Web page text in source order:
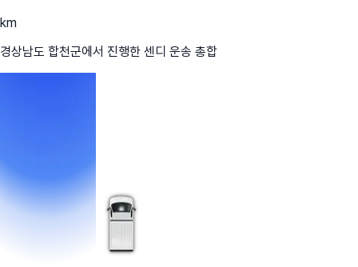
km
경상남도 합천군에서 진행한 센디 운송 총합